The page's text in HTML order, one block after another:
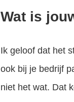
Wat is
Ik geloof dat het
ook bij je bedrijf
niet het wat. Dat